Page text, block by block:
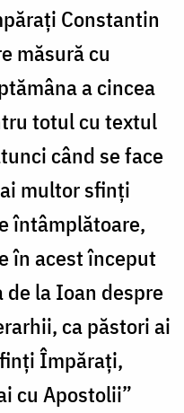
Constantin
măsură cu
a cincea
totul cu textul
când se face
multor sfinți
întâmplătoare,
în acest început
la Ioan despre
ca păstori ai
Împărați,
cu Apostolii”